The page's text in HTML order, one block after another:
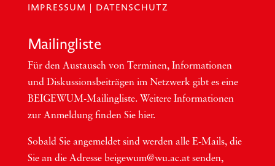
IMPRESSUM | DATENSCHUTZ
Mai­ling­lis­te
Für den Aus­tausch von Ter­mi­nen, Infor­ma­tio­nen
und Dis­kus­si­ons­bei­trä­gen im Netzwerk gibt es eine
BEI­GEWUM-Mai­ling­lis­te. Wei­te­re Infor­ma­tio­nen
zur Anmel­dung fin­den Sie hier.
Sobald Sie ange­mel­det sind wer­den alle E-Mails, die
Sie an die Adres­se beigewum@wu.ac.at sen­den,